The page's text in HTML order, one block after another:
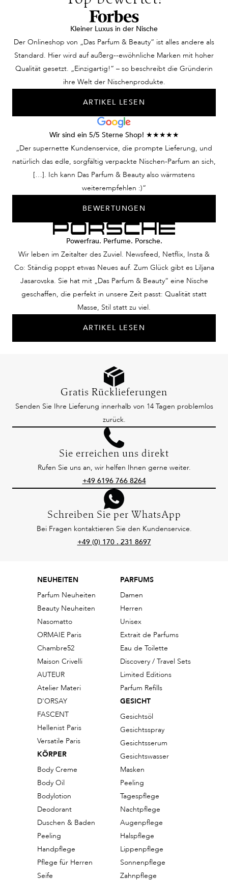
Kleiner Luxus in der Nische
Der Onlineshop von „Das Parfum & Beauty“ ist alles andere als
Standard. Hier wird auf außerg--ewöhnliche Marken mit hoher
Qualität gesetzt. „Einzigartig!“ – so beschreibt die Gründerin
ihre Welt der Nischenprodukte.
ARTIKEL LESEN
Wir sind ein 5/5 Sterne Shop! ★★★★★
„Der supernette Kundenservice, die prompte Lieferung, und
natürlich das edle, sorgfältig verpackte Nischen-Parfum an sich,
[…]. Ich kann Das Parfum & Beauty also wärmstens
weiterempfehlen :)“
BEWERTUNGEN
Powerfrau. Perfume. Porsche.
Wir leben im Zeitalter des Zuviel. Newsfeed, Netflix, Insta &
Co: Ständig poppt etwas Neues auf. Zum Glück gibt es Liljana
Jasarovska. Sie hat mit „Das Parfum & Beauty“ eine Nische
geschaffen, die perfekt in unsere Zeit passt: Qualität statt
Masse, Stil statt zu viel.
ARTIKEL LESEN
Gratis Rücklieferungen
Senden Sie Ihre Lieferung innerhalb von 14 Tagen problemlos
zurück.
Sie erreichen uns direkt
Rufen Sie uns an, wir helfen Ihnen gerne weiter.
+49 6196 766 8264
Schreiben Sie per WhatsApp
Bei Fragen kontaktieren Sie den Kundenservice.
+49 (0) 170 . 231 8697
NEUHEITEN
Parfum Neuheiten
Beauty Neuheiten
Nasomatto
ORMAIE Paris
Chambre52
Maison Crivelli
AUTEUR
Atelier Materi
D'ORSAY
FASCENT
Hellenist Paris
Versatile Paris
KÖRPER
Body Creme
Body Oil
Bodylotion
Deodorant
Duschen & Baden
Peeling
Handpflege
Pflege für Herren
Seife
PARFUMS
Damen
Herren
Unisex
Extrait de Parfums
Eau de Toilette
Discovery / Travel Sets
Limited Editions
Parfum Refills
GESICHT
Gesichtsöl
Gesichtsspray
Gesichtsserum
Gesichtswasser
Masken
Peeling
Tagespflege
Nachtpflege
Augenpflege
Halspflege
Lippenpflege
Sonnenpflege
Zahnpflege